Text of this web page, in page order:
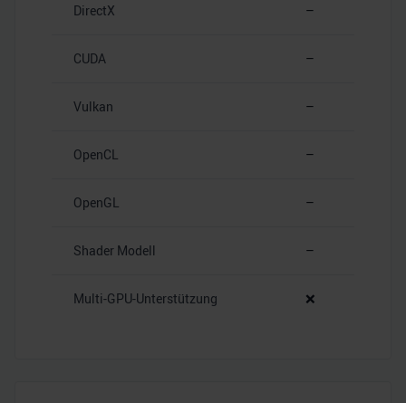
DirectX –
CUDA –
Vulkan –
OpenCL –
OpenGL –
Shader Modell –
Multi-GPU-Unterstützung ❌